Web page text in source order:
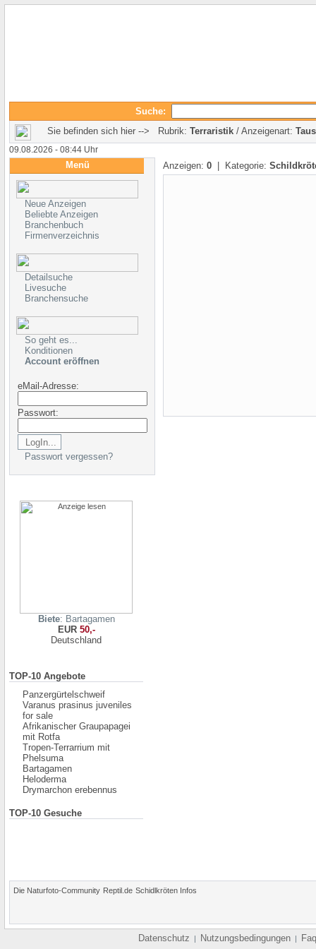
Suche:
Sie befinden sich hier --> Rubrik: Terraristik / Anzeigenart:
09.08.2026 - 08:44 Uhr
Menü
Neue Anzeigen
Beliebte Anzeigen
Branchenbuch
Firmenverzeichnis
Detailsuche
Livesuche
Branchensuche
So geht es...
Konditionen
Account eröffnen
eMail-Adresse:
Passwort:
Passwort vergessen?
Biete: Bartagamen
EUR50,-
Deutschland
TOP-10 Angebote
Panzergürtelschweif
Varanus prasinus juveniles
for sale
Afrikanischer Graupapagei
mit Rotfa
Tropen-Terrarrium mit
Phelsuma
Bartagamen
Heloderma
Drymarchon erebennus
TOP-10 Gesuche
Anzeigen: 0 | Kategorie:
Die Naturfoto-Community Reptil.de Schidlkröten Infos
Datenschutz | Nutzungsbedingungen | Faq